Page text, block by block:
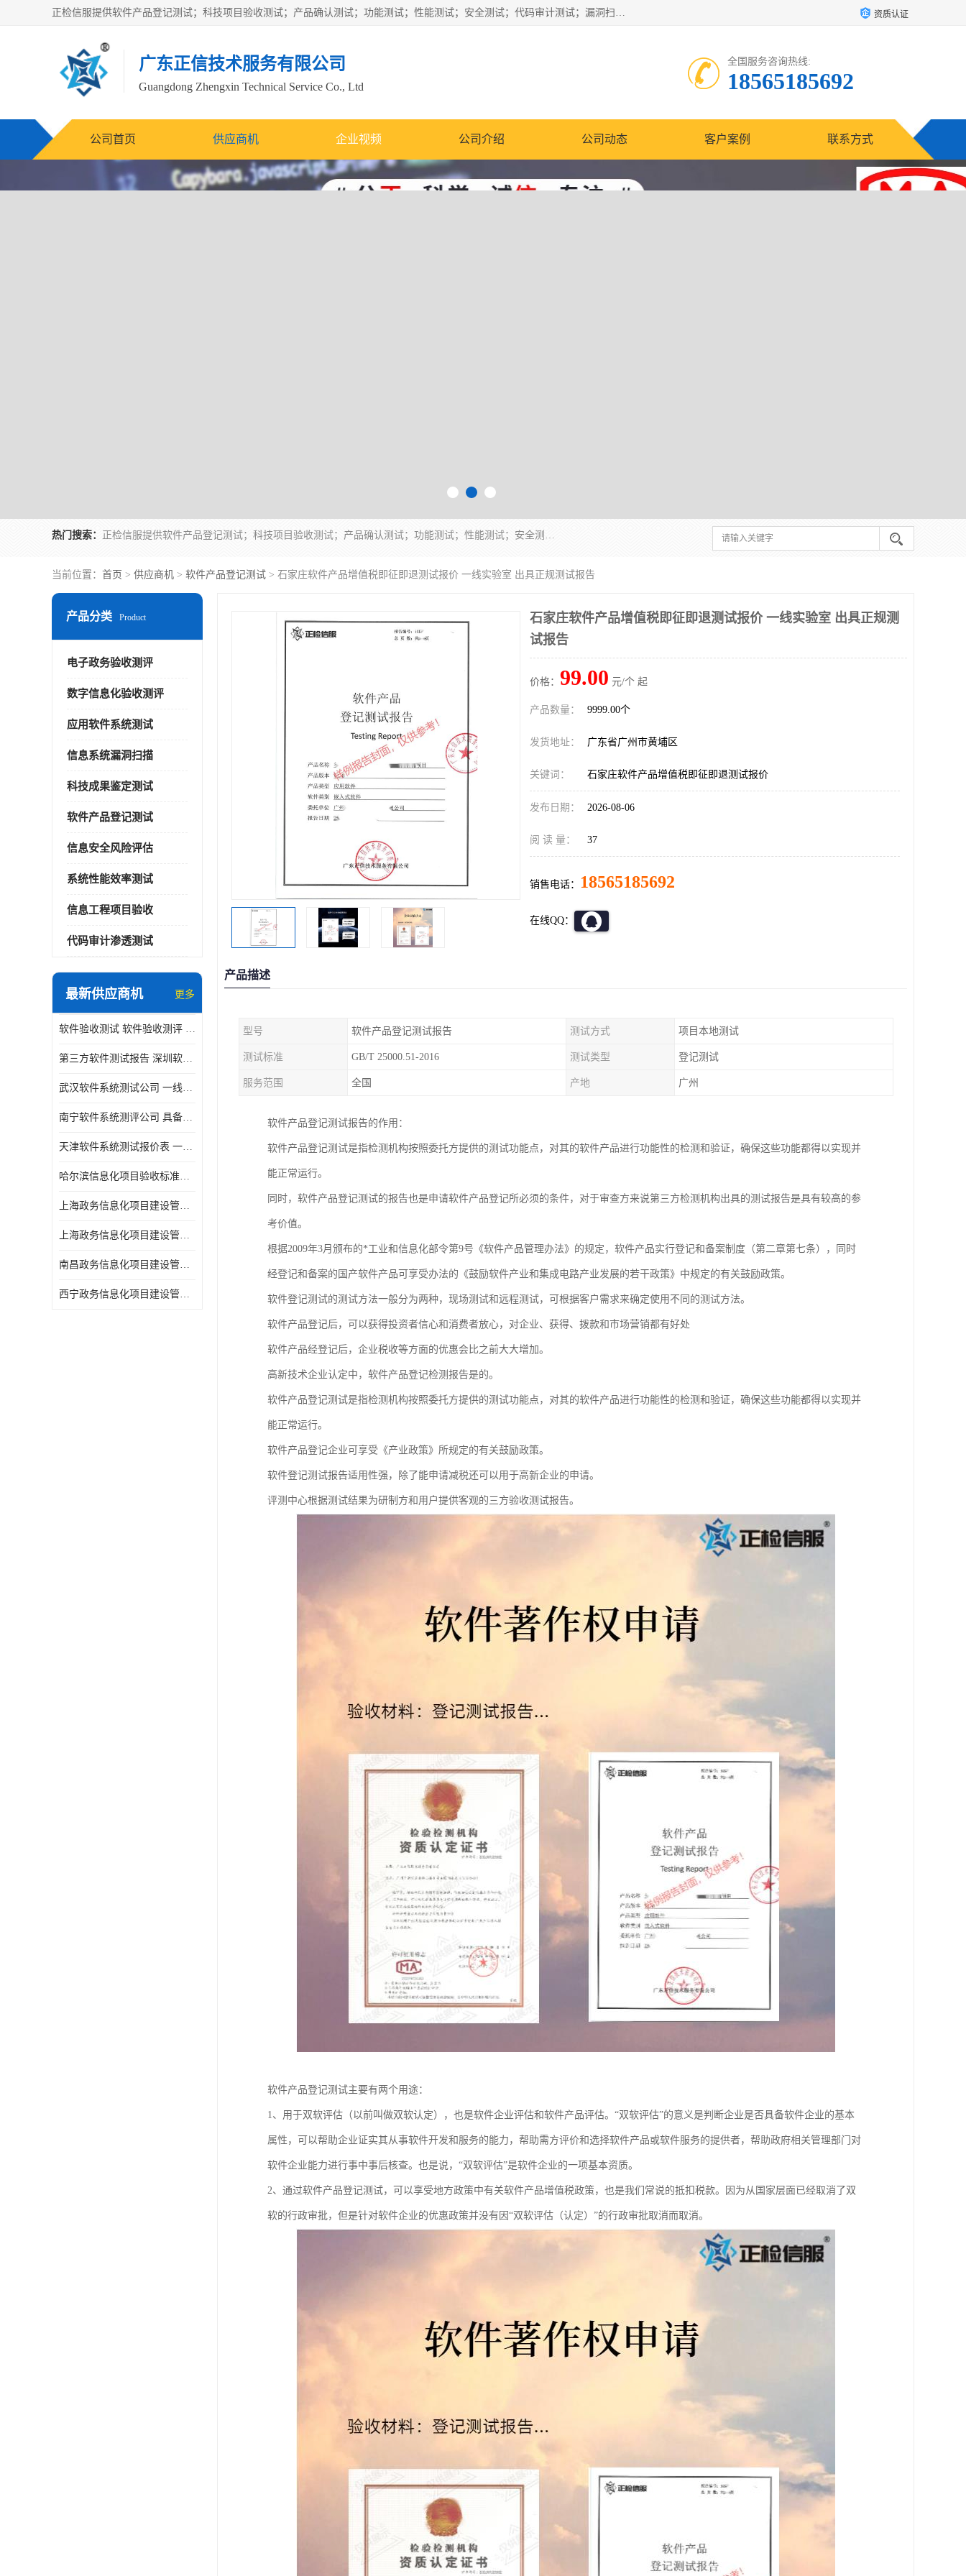
正检信服提供软件产品登记测试；科技项目验收测试；产品确认测试；功能测试；性能测试；安全测试；代码审计测试；漏洞扫描测试；渗透测试；风险评估测试；信息安全等级保护测评；双软认定；实验室建设质量体系建设；软件着作权、软件评测等服务。 资质认证
广东正信技术服务有限公司
Guangdong Zhengxin Technical Service Co., Ltd
全国服务咨询热线:
18565185692
公司首页 供应商机 企业视频 公司介绍 公司动态 客户案例 联系方式
热门搜索： 正检信服提供软件产品登记测试；科技项目验收测试；产品确认测试；功能测试；性能测试；安全测试；代码审计测试；漏洞扫描测试；渗透测试；风险评估测试；信息安全等级保护测评；双软认定；实验室建设质量体系建设；软件着作权、软件评测等服务。
当前位置： 首页 > 供应商机 > 软件产品登记测试 > 石家庄软件产品增值税即征即退测试报价 一线实验室 出具正规测试报告
产品分类 Product
电子政务验收测评
数字信息化验收测评
应用软件系统测试
信息系统漏洞扫描
科技成果鉴定测试
软件产品登记测试
信息安全风险评估
系统性能效率测试
信息工程项目验收
代码审计渗透测试
最新供应商机 更多
软件验收测试 软件验收测评 软件确认测试标准及测试方法
第三方软件测试报告 深圳软件测评报告 安全验收测试报告
武汉软件系统测试公司 一线实验室 测试大概是需要多久时间呢
南宁软件系统测评公司 具备CMA/CNAS资质 出具正规测试报告
天津软件系统测试报价表 一线实验室 了解更多的测试信息
哈尔滨信息化项目验收标准单位
上海政务信息化项目建设管理办法价格
上海政务信息化项目建设管理办法机构
南昌政务信息化项目建设管理办法实验室
西宁政务信息化项目建设管理办法报告
石家庄软件产品增值税即征即退测试报价 一线实验室 出具正规测
试报告
价格： 99.00 元/个 起
产品数量： 9999.00个
发货地址： 广东省广州市黄埔区
关键词： 石家庄软件产品增值税即征即退测试报价
发布日期： 2026-08-06
阅 读 量： 37
销售电话： 18565185692
在线QQ：
产品描述
型号 软件产品登记测试报告 测试方式 项目本地测试
测试标准 GB/T 25000.51-2016 测试类型 登记测试
服务范围 全国 产地 广州
软件产品登记测试报告的作用：
软件产品登记测试是指检测机构按照委托方提供的测试功能点，对其的软件产品进行功能性的检测和验证，确保这些功能都得以实现并
能正常运行。
同时，软件产品登记测试的报告也是申请软件产品登记所必须的条件，对于审查方来说第三方检测机构出具的测试报告是具有较高的参
考价值。
根据2009年3月颁布的*工业和信息化部令第9号《软件产品管理办法》的规定，软件产品实行登记和备案制度（第二章第七条），同时
经登记和备案的国产软件产品可享受办法的《鼓励软件产业和集成电路产业发展的若干政策》中规定的有关鼓励政策。
软件登记测试的测试方法一般分为两种，现场测试和远程测试，可根据客户需求来确定使用不同的测试方法。
软件产品登记后，可以获得投资者信心和消费者放心，对企业、获得、拨款和市场营销都有好处
软件产品经登记后，企业税收等方面的优惠会比之前大大增加。
高新技术企业认定中，软件产品登记检测报告是的。
软件产品登记测试是指检测机构按照委托方提供的测试功能点，对其的软件产品进行功能性的检测和验证，确保这些功能都得以实现并
能正常运行。
软件产品登记企业可享受《产业政策》所规定的有关鼓励政策。
软件登记测试报告适用性强，除了能申请减税还可以用于高新企业的申请。
评测中心根据测试结果为研制方和用户提供客观的三方验收测试报告。
软件产品登记测试主要有两个用途：
1、用于双软评估（以前叫做双软认定），也是软件企业评估和软件产品评估。“双软评估”的意义是判断企业是否具备软件企业的基本
属性，可以帮助企业证实其从事软件开发和服务的能力，帮助需方评价和选择软件产品或软件服务的提供者，帮助政府相关管理部门对
软件企业能力进行事中事后核查。也是说，“双软评估”是软件企业的一项基本资质。
2、通过软件产品登记测试，可以享受地方政策中有关软件产品增值税政策，也是我们常说的抵扣税款。因为从国家层面已经取消了双
软的行政审批，但是针对软件企业的优惠政策并没有因“双软评估（认定）”的行政审批取消而取消。